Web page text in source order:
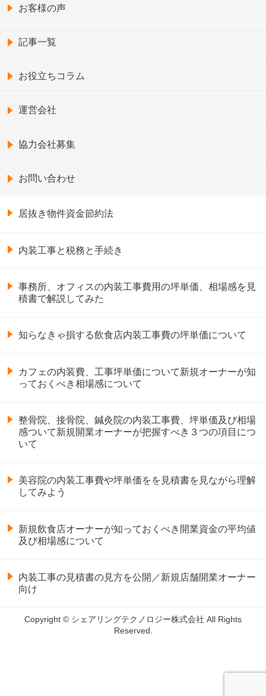
お客様の声
記事一覧
お役立ちコラム
運営会社
協力会社募集
お問い合わせ
居抜き物件資金節約法
内装工事と税務と手続き
事務所、オフィスの内装工事費用の坪単価、相場感を見
積書で解説してみた
知らなきゃ損する飲食店内装工事費の坪単価について
カフェの内装費、工事坪単価について新規オーナーが知
っておくべき相場感について
整骨院、接骨院、鍼灸院の内装工事費、坪単価及び相場
感ついて新規開業オーナーが把握すべき３つの項目につ
いて
美容院の内装工事費や坪単価をを見積書を見ながら理解
してみよう
新規飲食店オーナーが知っておくべき開業資金の平均値
及び相場感について
内装工事の見積書の見方を公開／新規店舗開業オーナー
向け
Copyright © シェアリングテクノロジー株式会社 All Rights
Reserved.